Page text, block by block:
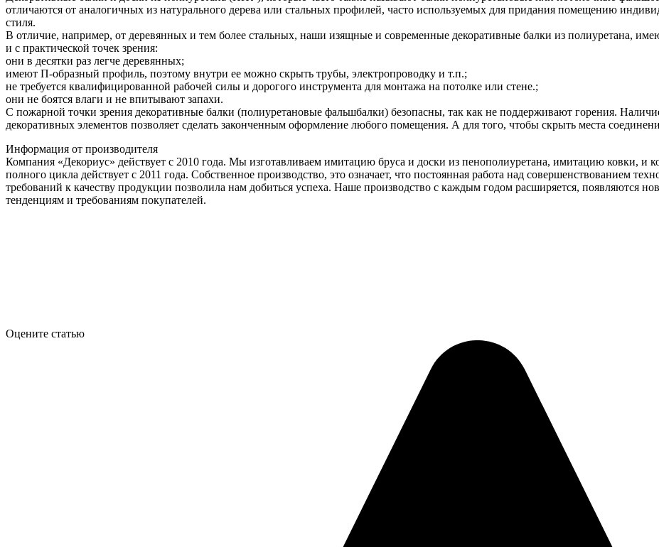
отличаются от аналогичных из натурального дерева или стальных профилей, часто используемых для придания помещению
стиля.
В отличие, например, от деревянных и тем более стальных, наши изящные и современные декоративные балки из полиуретана,
и с практической точек зрения:
они в десятки раз легче деревянных;
имеют П-образный профиль, поэтому внутри ее можно скрыть трубы, электропроводку и т.п.;
не требуется квалифицированной рабочей силы и дорогого инструмента для монтажа на потолке или стене.;
они не боятся влаги и не впитывают запахи.
С пожарной точки зрения декоративные балки (полиуретановые фальшбалки) безопасны, так как не поддерживают горения.
декоративных элементов позволяет сделать законченным оформление любого помещения. А для того, чтобы скрыть места
Информация от производителя
Компания «Декориус» действует с 2010 года. Мы изготавливаем имитацию бруса и доски из пенополиуретана, имитацию ковки,
полного цикла действует с 2011 года. Собственное производство, это означает, что постоянная работа над совершенствованием
требований к качеству продукции позволила нам добиться успеха. Наше производство с каждым годом расширяется, появляются
тенденциям и требованиям покупателей.
Оцените статью